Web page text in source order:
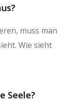
muss man
Wie sieht
Seele?